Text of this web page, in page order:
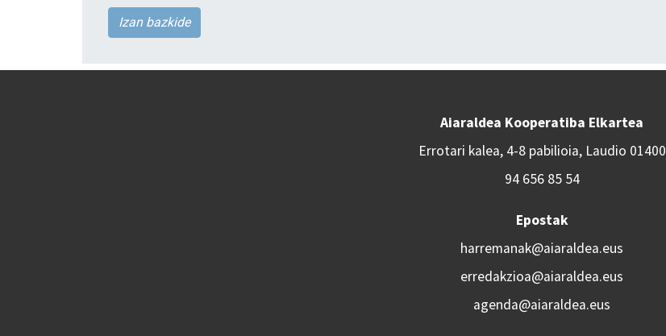
Izan bazkide
Aiaraldea Kooperatiba Elkartea
Errotari kalea, 4-8 pabilioia, Laudio 01400
94 656 85 54
Epostak
harremanak@aiaraldea.eus
erredakzioa@aiaraldea.eus
agenda@aiaraldea.eus